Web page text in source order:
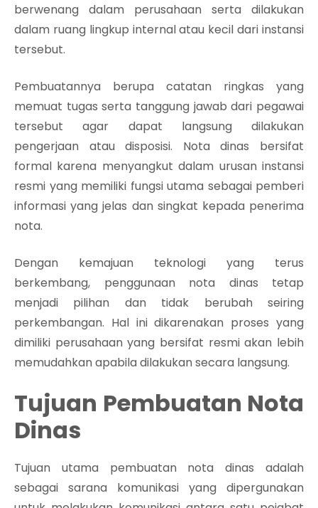
berwenang dalam perusahaan serta dilakukan
dalam ruang lingkup internal atau kecil dari instansi
tersebut.
Pembuatannya berupa catatan ringkas yang
memuat tugas serta tanggung jawab dari pegawai
tersebut agar dapat langsung dilakukan
pengerjaan atau disposisi. Nota dinas bersifat
formal karena menyangkut dalam urusan instansi
resmi yang memiliki fungsi utama sebagai pemberi
informasi yang jelas dan singkat kepada penerima
nota.
Dengan kemajuan teknologi yang terus
berkembang, penggunaan nota dinas tetap
menjadi pilihan dan tidak berubah seiring
perkembangan. Hal ini dikarenakan proses yang
dimiliki perusahaan yang bersifat resmi akan lebih
memudahkan apabila dilakukan secara langsung.
Tujuan Pembuatan Nota
Dinas
Tujuan utama pembuatan nota dinas adalah
sebagai sarana komunikasi yang dipergunakan